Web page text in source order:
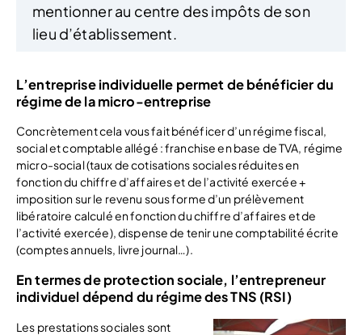
mentionner au centre des impôts de son
lieu d’établissement.
L’entreprise individuelle permet de bénéficier du
régime de la micro-entreprise
Concrètement cela vous fait bénéficer d’un régime fiscal,
social et comptable allégé : franchise en base de TVA, régime
micro-social (taux de cotisations sociales réduites en
fonction du chiffre d’affaires et de l’activité exercée +
imposition sur le revenu sous forme d’un prélèvement
libératoire calculé en fonction du chiffre d’affaires et de
l’activité exercée), dispense de tenir une comptabilité écrite
(comptes annuels, livre journal…).
En termes de protection sociale, l’entrepreneur
individuel dépend du régime des TNS (RSI)
Les prestations sociales sont